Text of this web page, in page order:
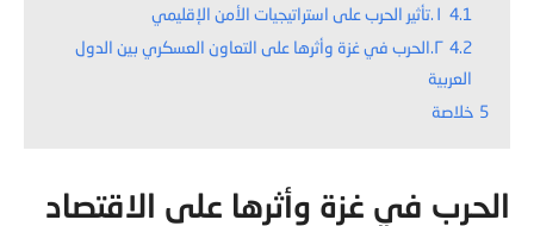
4.1 ١.تأثير الحرب على استراتيجيات الأمن الإقليمي
4.2
٢.الحرب في غزة وأثرها على التعاون العسكري بين الدول
العربية
5 خلاصة
الحرب في غزة وأثرها على الاقتصاد